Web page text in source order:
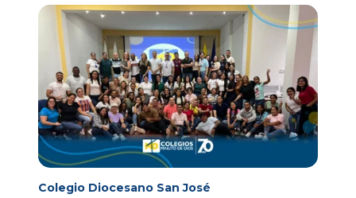
Colegio Diocesano San José